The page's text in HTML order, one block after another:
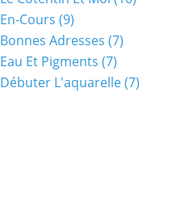
En-Cours (9)
Bonnes Adresses (7)
Eau Et Pigments (7)
Débuter L'aquarelle(7)